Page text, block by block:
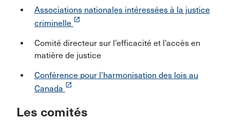
Associations nationales intéressées à la justice
criminelle launch
Comité directeur sur l’efficacité et l’accès en
matière de justice
Conférence pour l’harmonisation des lois au
Canada launch
Les comités